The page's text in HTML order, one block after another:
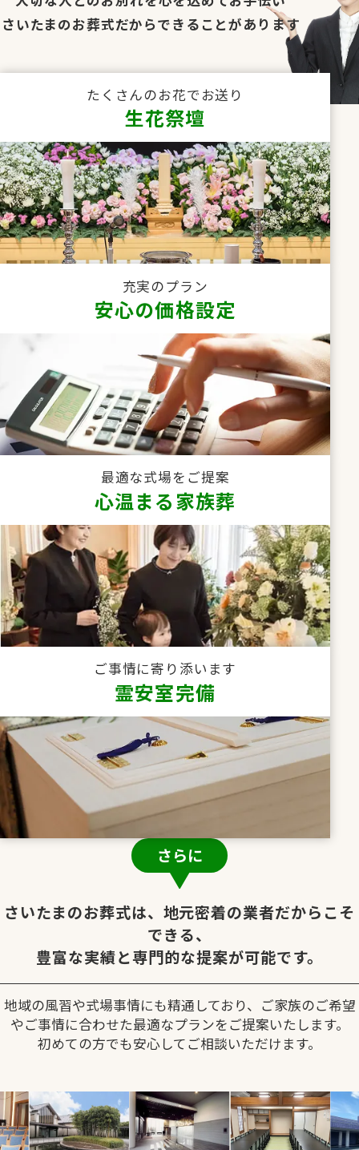
さいたまのお葬式だからできることがあります
たくさんのお花でお送り
生花祭壇
充実のプラン
安心の価格設定
最適な式場をご提案
心温まる家族葬
ご事情に寄り添います
霊安室完備
さらに
さいたまのお葬式は、地元密着の業者だからこそ
できる、
豊富な実績と専門的な提案が可能です。
地域の風習や式場事情にも精通しており、ご家族のご希望
やご事情に合わせた最適なプランをご提案いたします。
初めての方でも安心してご相談いただけます。